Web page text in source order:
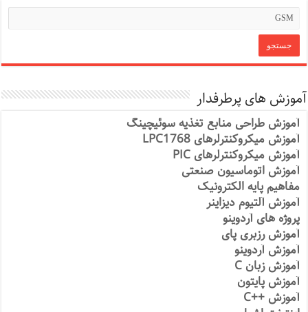
آموزش های پرطرفدار
آموزش طراحی منابع تغذیه سوئیچینگ
آموزش میکروکنترلرهای LPC1768
آموزش میکروکنترلرهای PIC
آموزش اتوماسیون صنعتی
مفاهیم پایه الکترونیک
آموزش آلتیوم دیزاینر
پروژه های آردوینو
آموزش رزبری پای
آموزش آردوینو
آموزش زبان C
آموزش پایتون
آموزش ++C